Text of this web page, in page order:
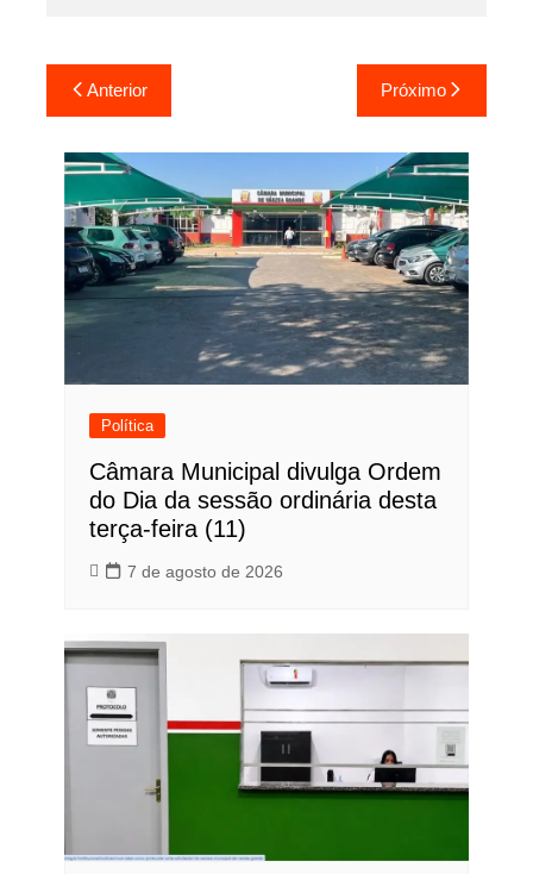
Navegação
de
Post
Anterior Próximo
Política
Câmara Municipal divulga Ordem
do Dia da sessão ordinária desta
terça-feira (11)
7 de agosto de 2026